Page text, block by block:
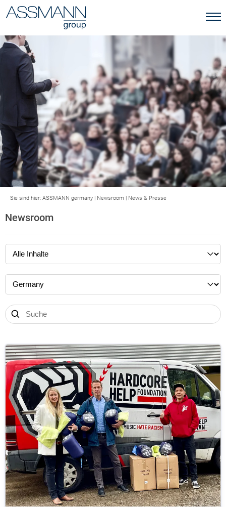
Sie sind hier: ASSMANN germany | Newsroom | News & Presse
Newsroom